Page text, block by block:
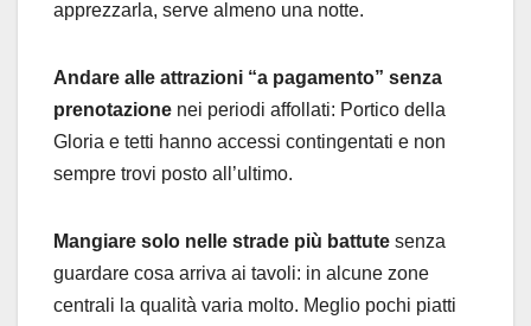
apprezzarla, serve almeno una notte.
Andare alle attrazioni “a pagamento” senza
prenotazione nei periodi affollati: Portico della
Gloria e tetti hanno accessi contingentati e non
sempre trovi posto all’ultimo.
Mangiare solo nelle strade più battute senza
guardare cosa arriva ai tavoli: in alcune zone
centrali la qualità varia molto. Meglio pochi piatti